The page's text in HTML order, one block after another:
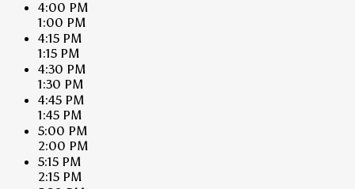
4:00 PM
1:00 PM
4:15 PM
1:15 PM
4:30 PM
1:30 PM
4:45 PM
1:45 PM
5:00 PM
2:00 PM
5:15 PM
2:15 PM